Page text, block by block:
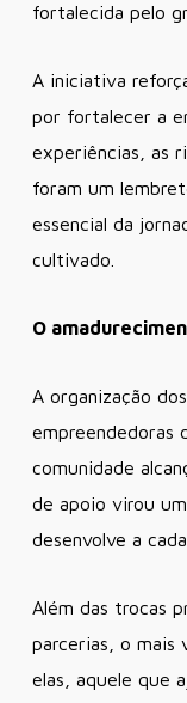
fortalecida pelo
A iniciativa
por fortalecer a
experiências, as
foram um
essencial da
cultivado.
O
A organização
empreendedoras
comunidade
de apoio virou
desenvolve a cada
Além das trocas
parcerias, o mais
elas, aquele que